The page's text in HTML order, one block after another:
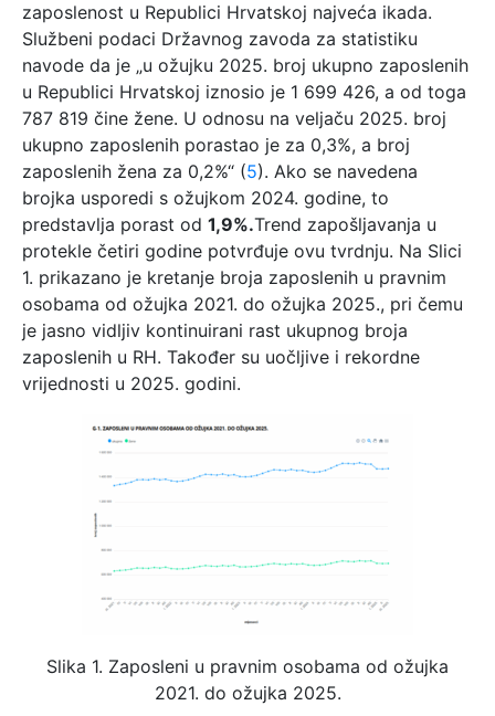
zaposlenost u Republici Hrvatskoj najveća ikada.
Službeni podaci Državnog zavoda za statistiku
navode da je „u ožujku 2025. broj ukupno zaposlenih
u Republici Hrvatskoj iznosio je 1 699 426, a od toga
787 819 čine žene. U odnosu na veljaču 2025. broj
ukupno zaposlenih porastao je za 0,3%, a broj
zaposlenih žena za 0,2%“ (5). Ako se navedena
brojka usporedi s ožujkom 2024. godine, to
predstavlja porast od 1,9%.Trend zapošljavanja u
protekle četiri godine potvrđuje ovu tvrdnju. Na Slici
1. prikazano je kretanje broja zaposlenih u pravnim
osobama od ožujka 2021. do ožujka 2025., pri čemu
je jasno vidljiv kontinuirani rast ukupnog broja
zaposlenih u RH. Također su uočljive i rekordne
vrijednosti u 2025. godini.
Slika 1. Zaposleni u pravnim osobama od ožujka
2021. do ožujka 2025.